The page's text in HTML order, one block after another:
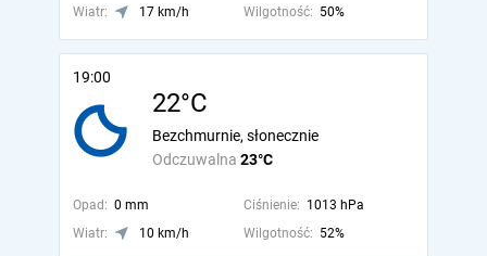
Wiatr:
17 km/h Wilgotność: 50%
19:00
22°C
Odczuwalna 23°C
Bezchmurnie, słonecznie
Opad: 0 mm Ciśnienie: 1013 hPa
Wiatr:
10 km/h Wilgotność: 52%